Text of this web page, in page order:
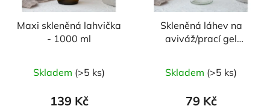
Maxi skleněná lahvička
- 1000 ml
hodnocení
produktu
Skladem (>5 ks)
139 Kč
Skleněná láhev na
aviváž/prací gel
Skladem (>5 ks)
79 Kč